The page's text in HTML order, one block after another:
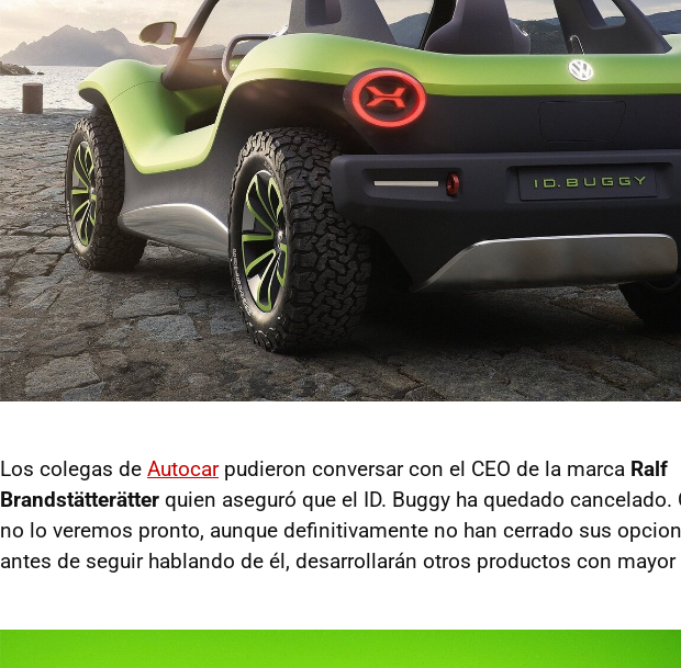
Los colegas de Autocarpudieron conversar con el CEO de la marca Ralf
Brandstätterätter quien aseguró que el ID. Buggy ha quedado cancelado.
no lo veremos pronto, aunque definitivamente no han cerrado sus
antes de seguir hablando de él, desarrollarán otros productos con